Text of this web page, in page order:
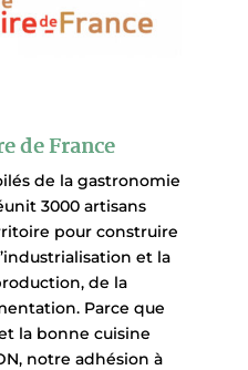
de France
de la gastronomie
3000 artisans
pour construire
et la
de la
Parce que
la bonne cuisine
notre adhésion à